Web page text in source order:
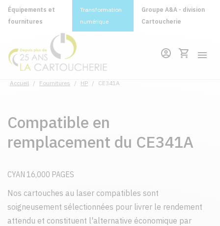
Équipements et
fournitures
Transformation
numérique
Groupe A&A - division
Cartoucherie
Accueil / Fournitures / HP / CE341A
Compatible en
remplacement du CE341A
CYAN 16,000 PAGES
Nos cartouches au laser compatibles sont
soigneusement sélectionnées pour livrer le rendement
attendu et constituent l'alternative économique par